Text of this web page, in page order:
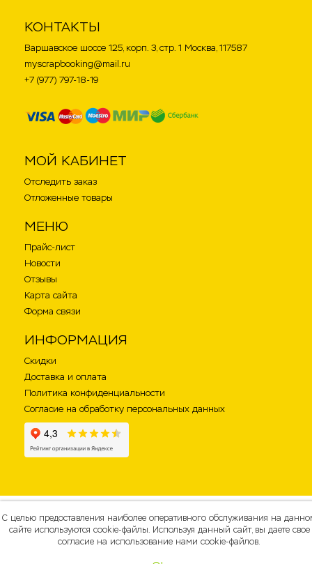
КОНТАКТЫ
Варшавское шоссе 125, корп. 3, стр. 1 Москва, 117587
myscrapbooking@mail.ru
+7 (977) 797-18-19
МОЙ КАБИНЕТ
Отследить заказ
Отложенные товары
МЕНЮ
Прайс-лист
Новости
Отзывы
Карта сайта
Форма связи
ИНФОРМАЦИЯ
Скидки
Доставка и оплата
Политика конфиденциальности
Согласие на обработку персональных данных
С целью предоставления наиболее оперативного обслуживания на
сайте используются cookie-файлы. Используя данный сайт, вы даете свое
согласие на использование нами cookie-файлов.